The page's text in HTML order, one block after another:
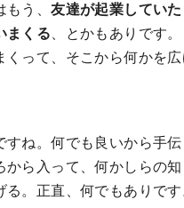
もう、友達が起業してい
まくる 、とかもありです
くって、そこから何かを広
すね。何でも良いから手伝
から入って、何かしらの
る。正直、何でもありです